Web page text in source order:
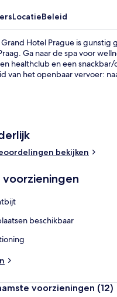
LocatieBeleid
Hotel Prague is gunstig
Ga naar de spa voor
healthclub en een
van het openbaar vervoer:
bekijken
voorzieningen
beschikbaar
voorzieningen (12)